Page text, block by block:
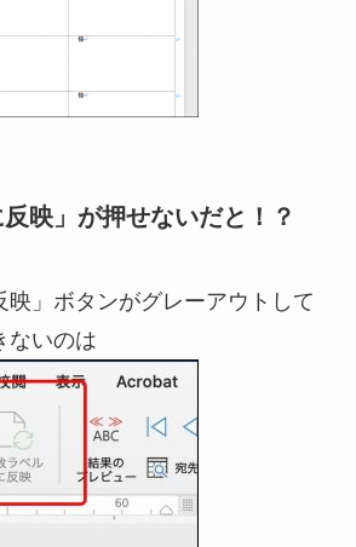
反映」が押せないだと！？
映」ボタンがグレーアウトして
ないのは